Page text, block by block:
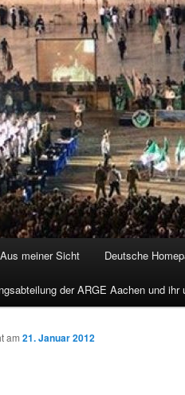
Aus meiner Sicht Deutsche
der ARGE Aachen und ihr
am 21. Januar 2012